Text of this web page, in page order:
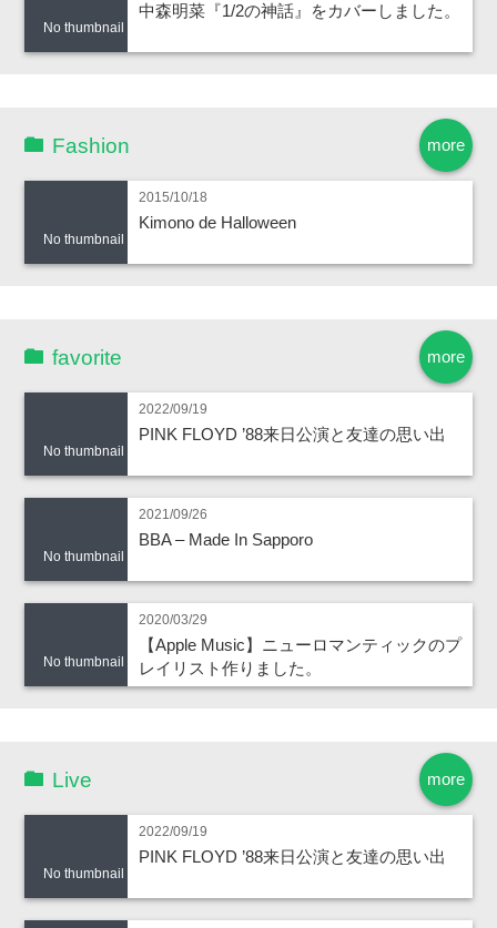
No thumbnail
中森明菜『1/2の神話』をカバーしました。
more
Fashion
No thumbnail
2015/10/18
Kimono de Halloween
more
favorite
No thumbnail
2022/09/19
PINK FLOYD ’88来日公演と友達の思い出
No thumbnail
2021/09/26
BBA – Made In Sapporo
No thumbnail
2020/03/29
【Apple Music】ニューロマンティックのプ
レイリスト作りました。
more
Live
No thumbnail
2022/09/19
PINK FLOYD ’88来日公演と友達の思い出